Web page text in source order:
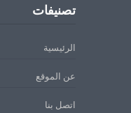
تصنيفات
الرئيسية
عن الموقع
اتصل بنا